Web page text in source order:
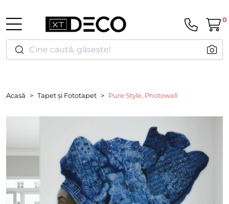
Cine caută, găsește!
0
Acasă Tapet și Fototapet Pure Style, Photowall